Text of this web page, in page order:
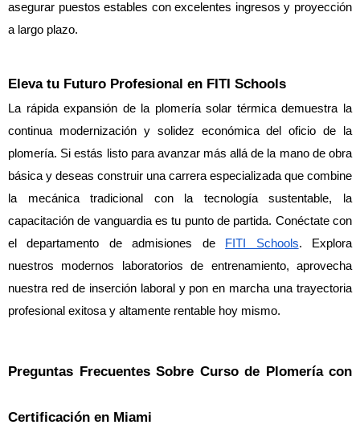
asegurar puestos estables con excelentes ingresos y proyección
a largo plazo.
Eleva tu Futuro Profesional en FITI Schools
La rápida expansión de la plomería solar térmica demuestra la
continua modernización y solidez económica del oficio de la
plomería. Si estás listo para avanzar más allá de la mano de obra
básica y deseas construir una carrera especializada que combine
la mecánica tradicional con la tecnología sustentable, la
capacitación de vanguardia es tu punto de partida. Conéctate con
el departamento de admisiones de
FITI Schools. Explora
nuestros modernos laboratorios de entrenamiento, aprovecha
nuestra red de inserción laboral y pon en marcha una trayectoria
profesional exitosa y altamente rentable hoy mismo.
Preguntas Frecuentes Sobre Curso de Plomería con
Certificación en Miami